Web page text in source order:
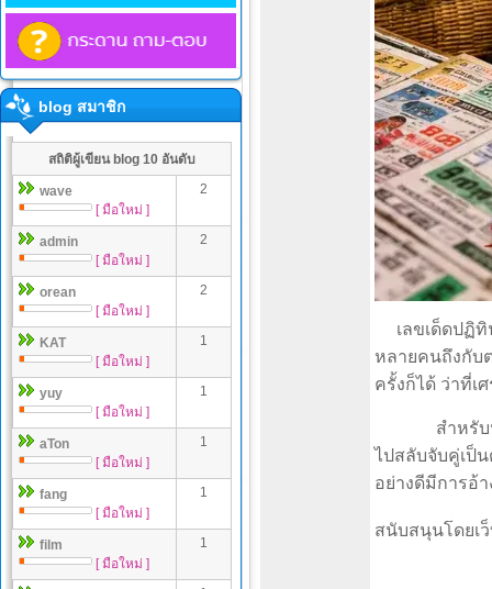
blog สมาชิก
สถิติผู้เขียน blog 10 อันดับ
wave
[ มือใหม่ ]
2
admin
[ มือใหม่ ]
2
orean
[ มือใหม่ ]
2
KAT
[ มือใหม่ ]
1
yuy
[ มือใหม่ ]
1
aTon
[ มือใหม่ ]
1
fang
[ มือใหม่ ]
1
film
[ มือใหม่ ]
1
เลขเด็ดปฏิทิ
หลายคนถึงกับ
ครั้งก็ได้ ว่าที่เ
สำหรับหวยใ
ไปสลับจับคู่เป็น
อย่างดีมีการอ้
สนับสนุนโดยเ